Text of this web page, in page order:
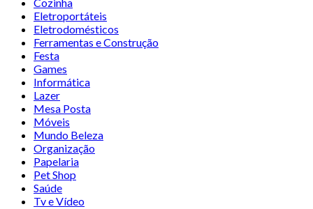
Eletroportáteis
Eletrodomésticos
Ferramentas e Construção
Festa
Games
Informática
Lazer
Mesa Posta
Móveis
Mundo Beleza
Organização
Papelaria
Pet Shop
Saúde
Tv e Vídeo